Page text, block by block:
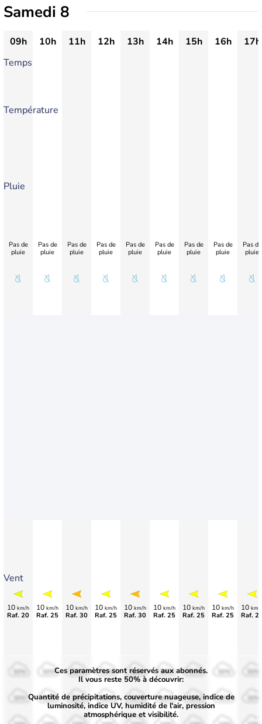
Samedi 8
09h 10h 11h 12h 13h 14h 15h 16h
17h
Temps
Température
Pluie
Vent
Pas de
pluie
10 km/h
Raf. 20
Pas de
pluie
10 km/h
Raf. 25
Pas de
pluie
10 km/h
Raf. 30
Pas de
pluie
10 km/h
Raf. 25
Pas de
pluie
10 km/h
Raf. 30
Pas de
pluie
10 km/h
Raf. 25
Pas de
pluie
10 km/h
Raf. 25
Pas de
pluie
10 km/h
Raf. 25
Pas de
pluie
10 km/
Raf.
50%
30%
50%
30%
50%
30%
50%
30%
50%
30%
50%
30%
50%
30%
Ces paramètres sont réservés aux abonnés.
Il vous reste 50% à découvrir:
Quantité de précipitations, couverture nuageuse, indice de
luminosité, indice UV, humidité de l'air, pression
atmosphérique et visibilité.